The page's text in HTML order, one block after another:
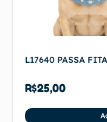
L17640 PASSA
R$25,00